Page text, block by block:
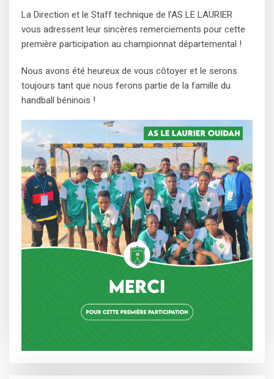
La Direction et le Staff technique de l’AS LE LAURIER
vous adressent leur sincères remerciements pour cette
première participation au championnat départemental !
Nous avons été heureux de vous côtoyer et le serons
toujours tant que nous ferons partie de la famille du
handball béninois !